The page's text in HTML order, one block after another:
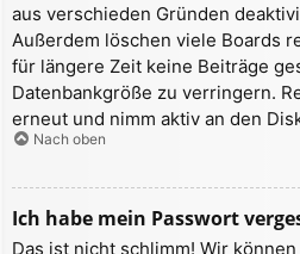
aus verschieden Gründen
Außerdem löschen viele Boards
für längere Zeit keine Beiträge
Datenbankgröße zu verringern.
erneut und nimm aktiv an den
Nach oben
Ich habe mein Passwort
Das ist nicht schlimm! Wir